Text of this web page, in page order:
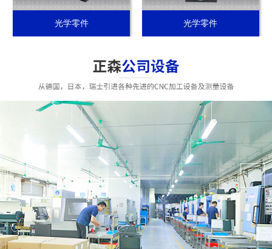
光学零件 光学零件